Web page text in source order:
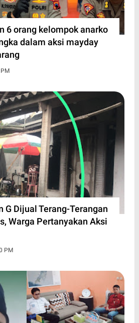
6 orang kelompok anarko
dalam aksi mayday
G Dijual Terang-Terangan
Warga Pertanyakan Aksi
PM